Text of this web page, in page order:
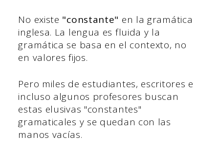
No existe "constante" en la gramática
inglesa. La lengua es fluida y la
gramática se basa en el contexto, no
en valores fijos.
Pero miles de estudiantes, escritores e
incluso algunos profesores buscan
estas elusivas "constantes"
gramaticales y se quedan con las
manos vacías.